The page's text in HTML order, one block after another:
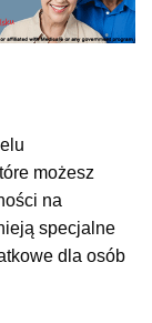
możesz
na
specjalne
dla osób